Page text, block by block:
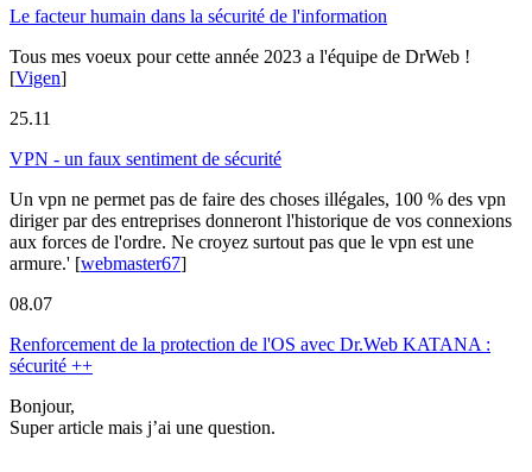
Le facteur humain dans la sécurité de l'information
Tous mes voeux pour cette année 2023 a l'équipe de DrWeb !
[Vigen]
25.11
VPN - un faux sentiment de sécurité
Un vpn ne permet pas de faire des choses illégales, 100 % des vpn
diriger par des entreprises donneront l'historique de vos connexions
aux forces de l'ordre. Ne croyez surtout pas que le vpn est une
armure.' [webmaster67]
08.07
Renforcement de la protection de l'OS avec Dr.Web KATANA :
sécurité ++
Bonjour,
Super article mais j’ai une question.